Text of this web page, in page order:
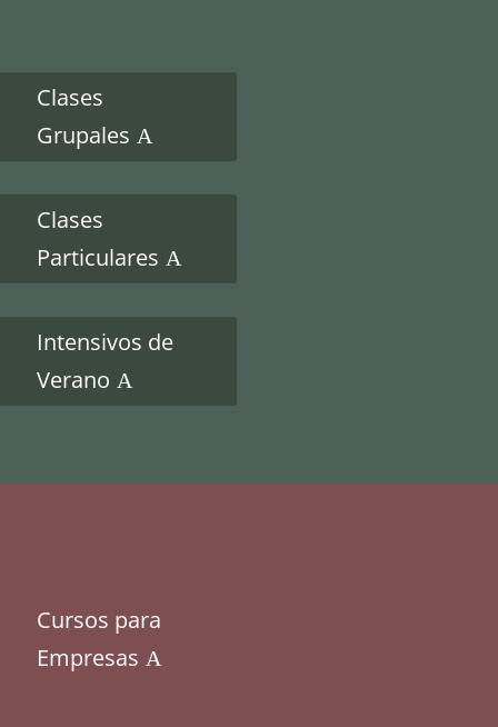
Clases
Grupales
Clases
Particulares
Intensivos de
Verano
Cursos para
Empresas